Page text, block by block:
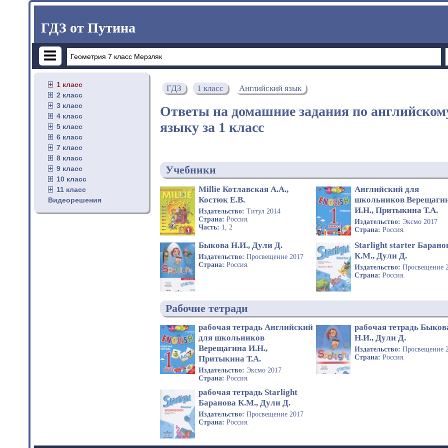
ГДЗ от Путина
1 класс
2 класс
3 класс
4 класс
5 класс
6 класс
7 класс
8 класс
9 класс
10 класс
11 класс
Видеорешения
ГДЗ 1 класс Английский язык
Ответы на домашние задания по
языку за 1 класс
Учебники
Millie Котлавская А.А.,
Костюк Е.В.
Издательство: Титул 2014
Страна: Россия.
Часть: 1, 2
Английский для
школьников
И.Н., Притыкина Т.А.
Издательство:Эксмо 2017
Страна:Россия.
Быкова Н.И., Дули Д.
Издательство: Просвещение 2017
Страна: Россия.
Starlight starter
К.М., Дули Д.
Издательство:Просвещение
Страна:Россия.
Рабочие тетради
рабочая тетрадь Английский
для школьников
Верещагина И.Н.,
Притыкина Т.А.
Издательство: Эксмо 2017
Страна: Россия.
рабочая тетрадь
Н.И., Дули Д.
Издательство:Просвещение
Страна:Россия.
рабочая тетрадь Starlight
Баранова К.М., Дули Д.
Издательство: Просвещение 2017
Страна: Россия.